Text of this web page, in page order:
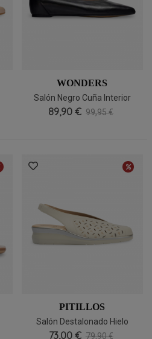
WONDERS
Salón Negro Cuña Interior
Wonders A3802
89,90 € 99,95 €
PITILLOS
Salón Destalonado Hielo
Cómodo Pitillos 11071
73,00 € 79,90 €